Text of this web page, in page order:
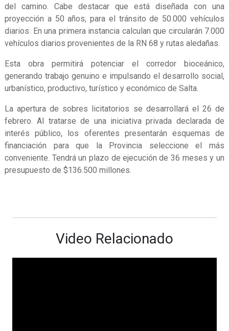
del camino. Cabe destacar que está diseñada con una
proyección a 50 años, para el tránsito de 50.000 vehículos
diarios. En una primera instancia calculan que circularán 7.000
vehículos diarios provenientes de la RN 68 y rutas aledañas.
Esta obra permitirá potenciar el corredor bioceánico,
generando trabajo genuino e impulsando el desarrollo social,
urbanístico, productivo, turístico y económico de Salta.
La apertura de sobres licitatorios se desarrollará el 26 de
febrero. Al tratarse de una iniciativa privada declarada de
interés público, los oferentes presentarán esquemas de
financiación para que la Provincia seleccione el más
conveniente. Tendrá un plazo de ejecución de 36 meses y un
presupuesto de $136.500 millones.
Video Relacionado